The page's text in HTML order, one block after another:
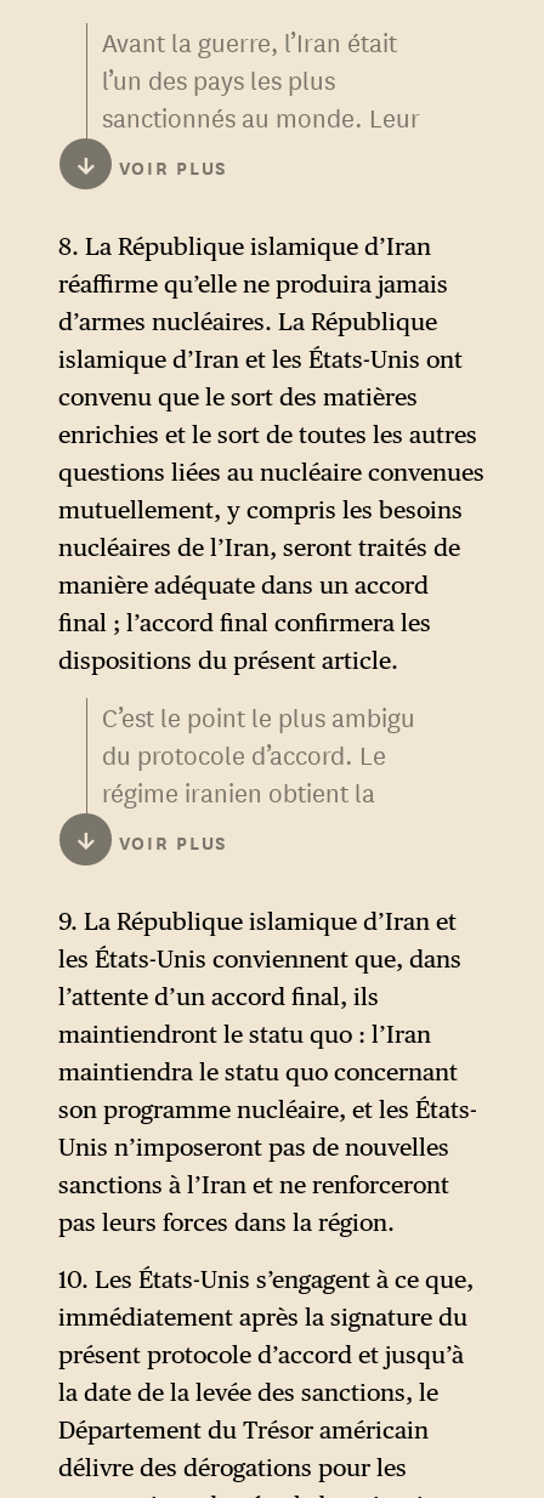
Dans la version dévoilée par
le responsable américain sous
couvert d’anonymat, au New
York Times, ce paragraphe est
légèrement modifié et devient
sens où Washington accepte
que le droit de péage ne
s’applique pas uniquement
pendant les 60 jours. L’agence
de presse iranienne avait déjà
interprété ce passage en
insistant sur le fait que « cela
signifie que les États-Unis ont
accepté le principe de la
perception d’une redevance et
se sont contentés d’obtenir
une exonération de 60 jours
de la part de l’Iran » :
Dès la signature du présent
protocole d’accord, la
République islamique d’Iran
nécessaires, en mettant tout
en œuvre, pour assurer le
passage en toute sécurité des
navires commerciaux, sans
frais et pour une durée de 60
jours seulement, du golfe
Persique vers la mer d’Oman,
et inversement. Le trafic des
navires commerciaux
débutera immédiatement et,
compte tenu de la nécessité
de lever les obstacles
techniques et militaires ainsi
que de procéder au déminage
par la République islamique
d’Iran, sera rétabli dans un
Avant la guerre, l’Iran était
l’un des pays les plus
sanctionnés au monde. Leur
levée intégrale dépasse donc
le statu quo ante et constitue
un gain économique de
premier ordre, point central
des demandes du régime
iranien, qui peut mettre en
avant sa capacité de
transformation d’une mise en
échec tactique — avec la
décapitation de sa classe
dirigeante — en gain
diplomatique et économique.
La version publiée par leNew
York Timesajoute :
La République islamique
d’Iran et les États-Unis
reconnaissent l’importance
cruciale de la question de la
levée des sanctions
susmentionnée et expriment
leur intention de traiter ces
questions sans délai dans le
cadre des négociations afin
de parvenir à un accord
mutuel à ce sujet.
↓ VOIR PLUS
8. La République islamique d’Iran
réaffirme qu’elle ne produira jamais
d’armes nucléaires. La République
islamique d’Iran et les États-Unis ont
convenu que le sort des matières
enrichies et le sort de toutes les autres
questions liées au nucléaire convenues
mutuellement, y compris les besoins
nucléaires de l’Iran, seront traités de
manière adéquate dans un accord
final ; l’accord final confirmera les
dispositions du présent article.
C’est le point le plus ambigu
du protocole d’accord. Le
régime iranien obtient la
possibilité d’indiquer qu’il
« affirme de nouveau » ne pas
poursuivre un programme
nucléaire militaire, en
contredisant donc l’autre objet
de guerre. À noter : le
préambule du JCPOA
indiquait déjà : « L’Iran
réaffirme qu’en aucun cas il ne
cherchera à mettre au point
ou à acquérir des armes
nucléaires. » À noter
également qu’en réaffirmant
une position ancienne, le
régime indique que le devenir
de l’uranium enrichi à 60 %
reste « à traiter », alors que
Washington affirmait avoir
↓ VOIR PLUS
9. La République islamique d’Iran et
les États-Unis conviennent que, dans
l’attente d’un accord final, ils
maintiendront le statu quo : l’Iran
maintiendra le statu quo concernant
son programme nucléaire, et les États-
Unis n’imposeront pas de nouvelles
sanctions à l’Iran et ne renforceront
pas leurs forces dans la région.
10. Les États-Unis s’engagent à ce que,
immédiatement après la signature du
présent protocole d’accord et jusqu’à
la date de la levée des sanctions, le
Département du Trésor américain
délivre des dérogations pour les